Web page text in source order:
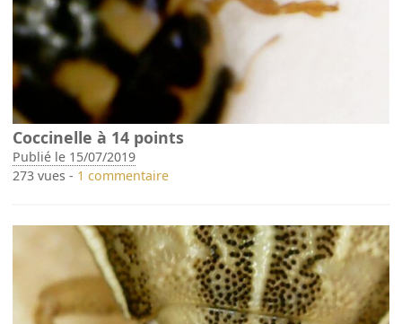
Coccinelle à 14 points
Publié le 15/07/2019
273 vues - 1 commentaire